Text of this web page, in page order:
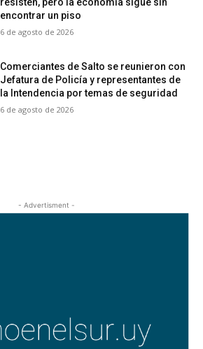
encontrar un piso
6 de agosto de 2026
Comerciantes de Salto se reunieron con
Jefatura de Policía y representantes de
la Intendencia por temas de seguridad
6 de agosto de 2026
- Advertisment -